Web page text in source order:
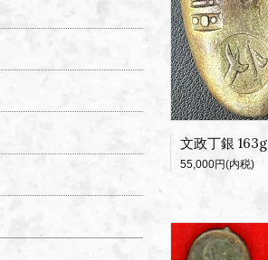
文政丁銀 163g
55,000円(内税)